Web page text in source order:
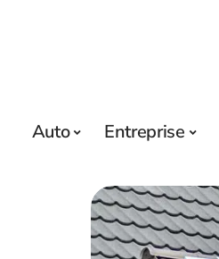
Auto Entreprise